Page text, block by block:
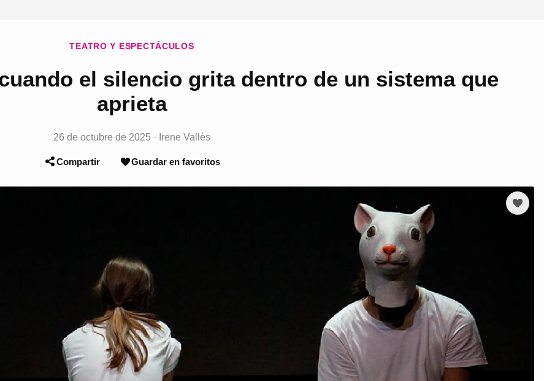
TEATRO Y ESPECTÁCULOS
el silencio grita dentro de un sistema que
aprieta
26 de octubre de 2025 · Irene Vallès
Compartir Guardar en favoritos